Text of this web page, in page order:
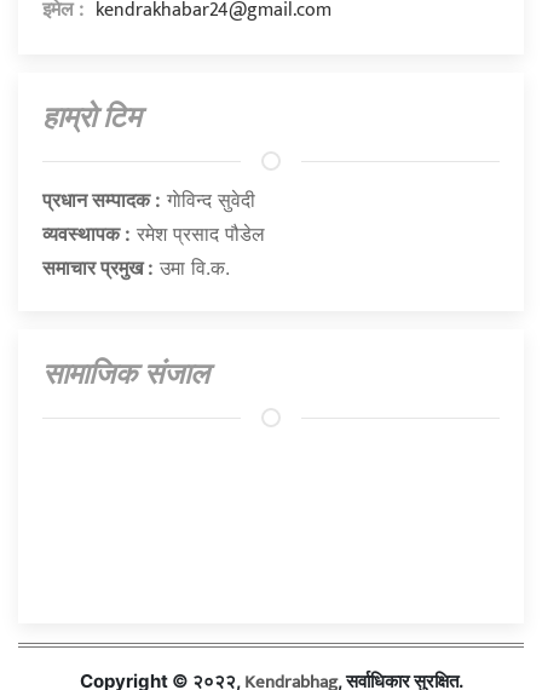
इमेल : kendrakhabar24@gmail.com
हाम्राे टिम
प्रधान सम्पादक : गाेविन्द सुवेदी
व्यवस्थापक : रमेश प्रसाद पौडेल
समाचार प्रमुख : उमा वि.क.
सामाजिक संजाल
Copyright © २०२२, Kendrabhag, सर्वाधिकार सुरक्षित.